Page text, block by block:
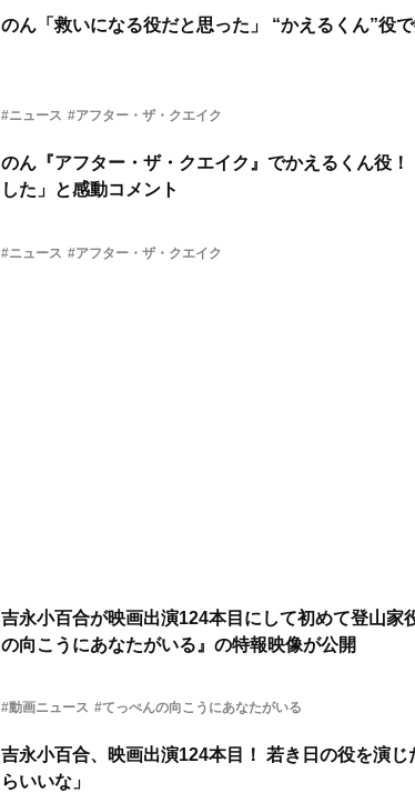
のん「救いになる役だと思った」 “かえるくん”役
#ニュース #アフター・ザ・クエイク
のん『アフター・ザ・クエイク』でかえるくん役
した」と感動コメント
#ニュース #アフター・ザ・クエイク
吉永小百合が映画出演124本目にして初めて登山家
の向こうにあなたがいる』の特報映像が公開
#動画ニュース #てっぺんの向こうにあなたがいる
吉永小百合、映画出演124本目！ 若き日の役を演じ
らいいな」